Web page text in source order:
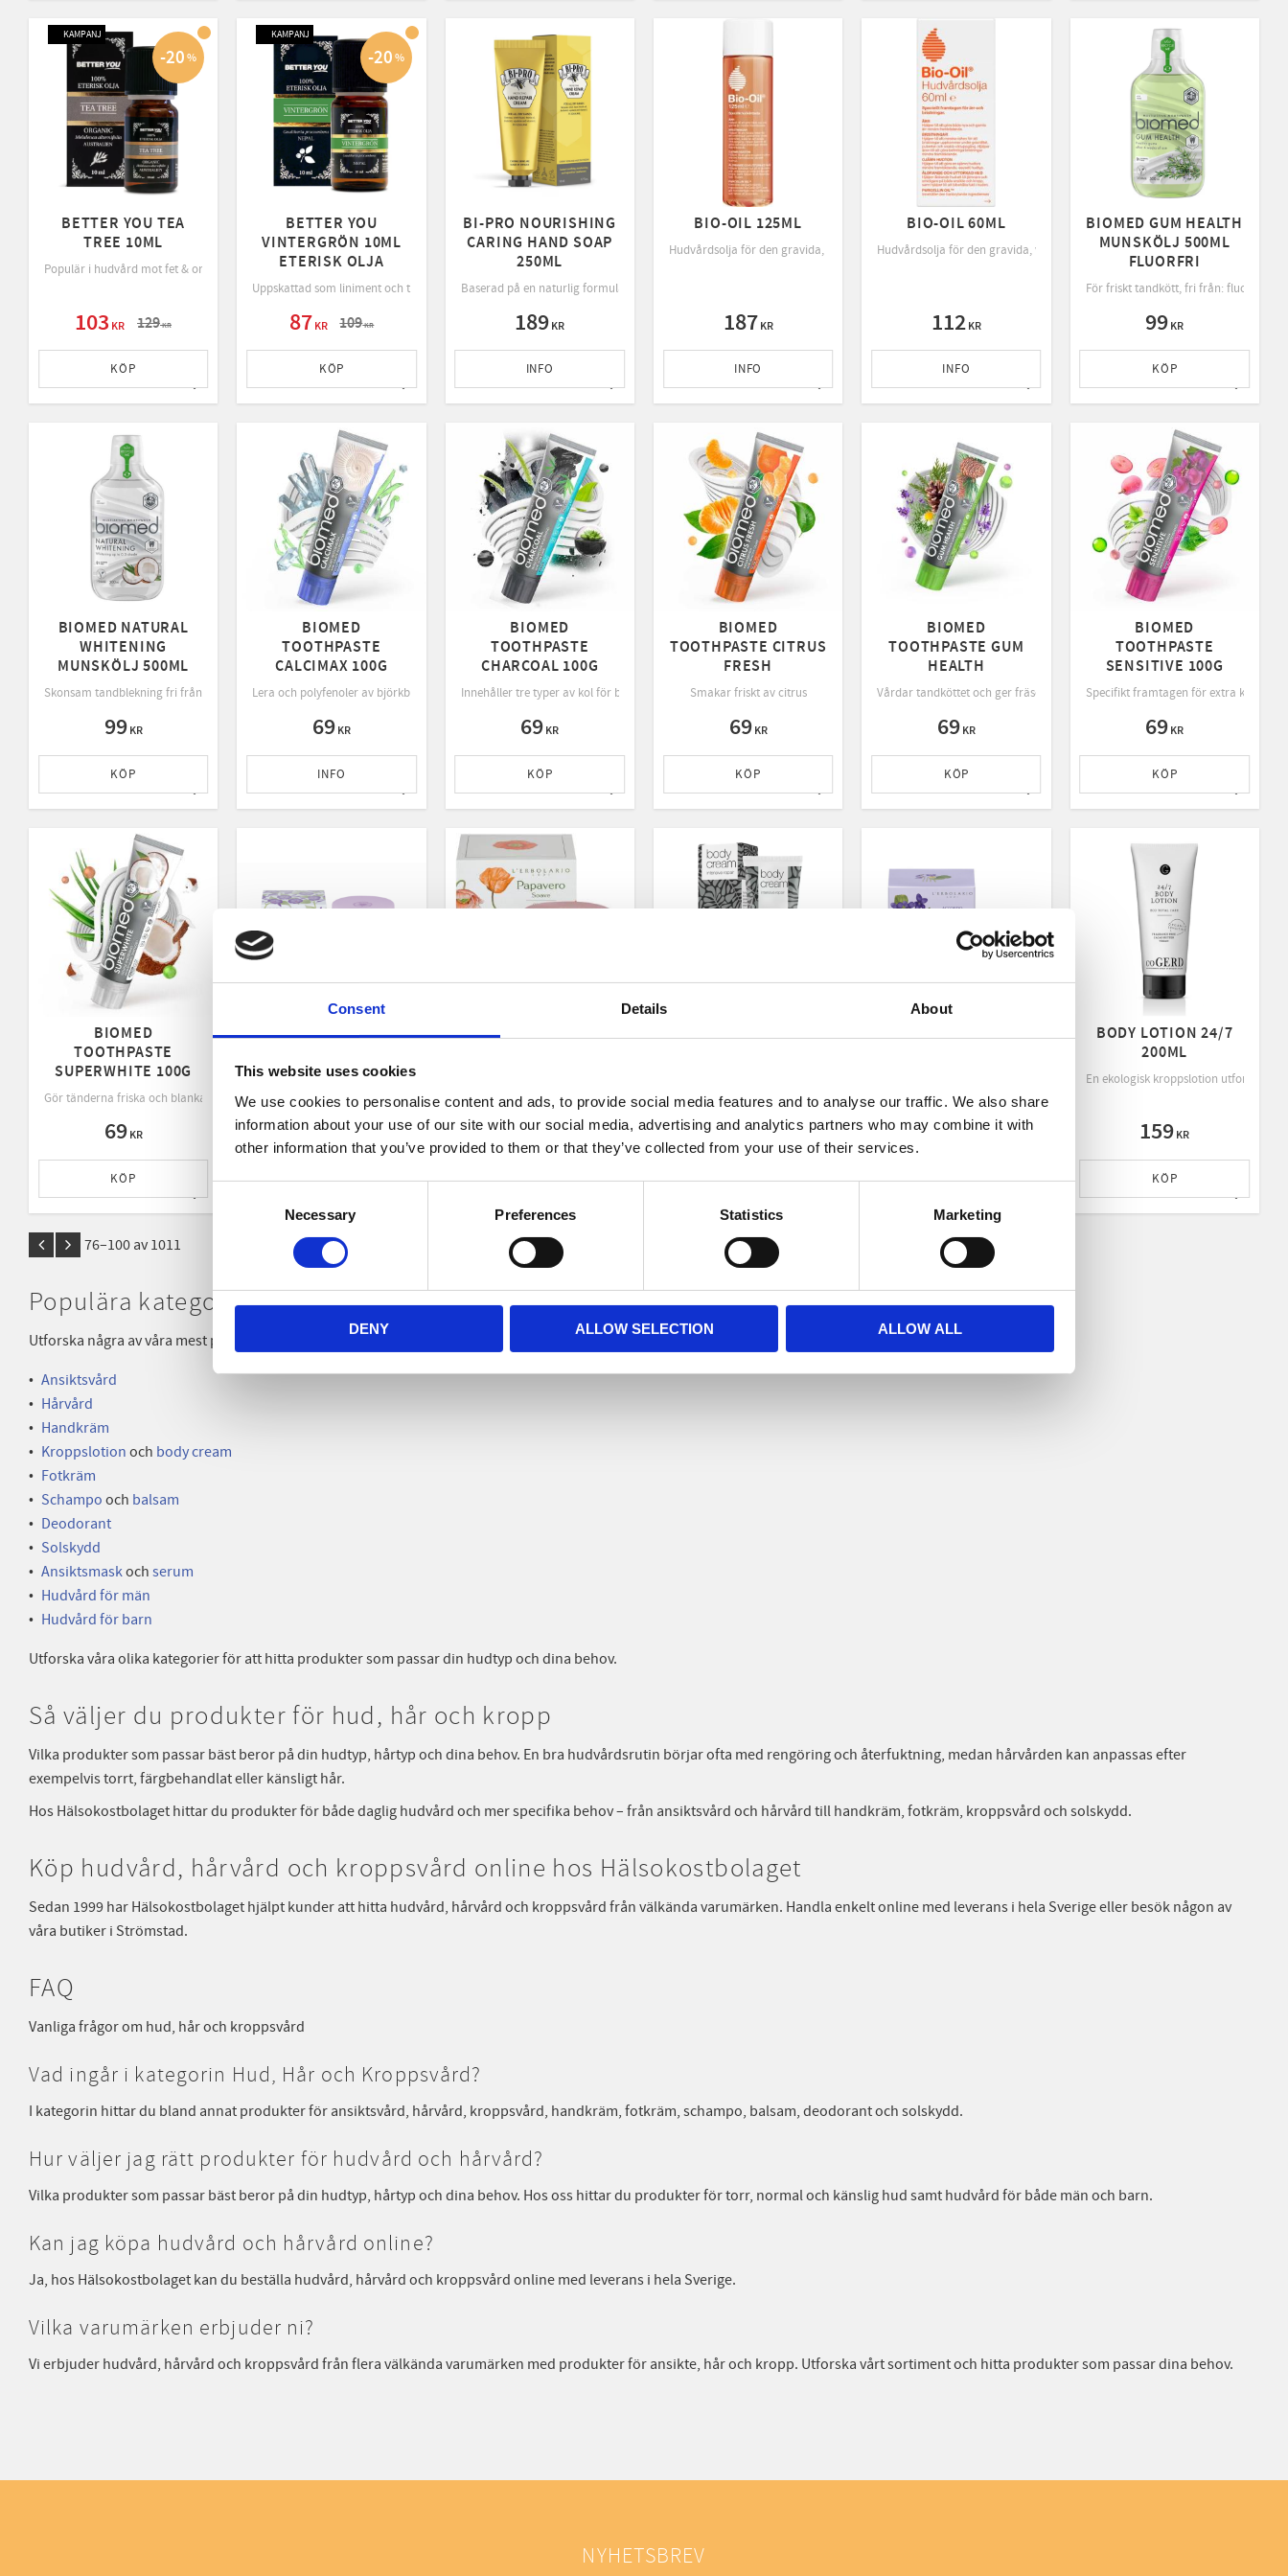
Consent Details About
This website uses cookies
We use cookies to personalise content and ads, to provide social media features and to analyse our traffic. We also share
information about your use of our site with our social media, advertising and analytics partners who may combine it with
other information that you’ve provided to them or that they’ve collected from your use of their services.
Selection
Necessary Preferences Statistics Marketing
DENY ALLOW SELECTION ALLOW ALL
BETTER YOU TEA
TREE 10ML
Populär i hudvård mot fet & oren hud
103 KR 129KR
20%
KAMPANJ
Lägg till i favoriter
KÖP
BETTER YOU
VINTERGRÖN 10ML
ETERISK OLJA
Uppskattad som liniment och till massage har en upplyftande & cirkulationsfrämjande effekt
87 KR 109KR
20%
KAMPANJ
Lägg till i favoriter
KÖP
BI-PRO NOURISHING
CARING HAND SOAP
250ML
Baserad på en naturlig formula med bivax, trollhassel, tistelolja, bisabolol, squalane & vitamin E
189KR
Lägg till i favoriter
INFO
BIO-OIL 125ML
Hudvårdsolja för den gravida, vid bristningar och ärr
187 KR
Lägg till i favoriter
INFO
BIO-OIL 60ML
Hudvårdsolja för den gravida, vid bristningar och ärr
112KR
Lägg till i favoriter
INFO
BIOMED GUM HEALTH
MUNSKÖLJ 500ML
FLUORFRI
För friskt tandkött, fri från: fluor,
99KR
Lägg
KÖP
BIOMED NATURAL
WHITENING
MUNSKÖLJ 500ML
Skonsam tandblekning fri från: fluor, alkohol, sackarin, klorhexidin, PEG
99KR
Lägg till i favoriter
KÖP
BIOMED
TOOTHPASTE
CALCIMAX 100G
Lera och polyfenoler av björkblad förebygger tandköttsproblem
69KR
Lägg till i favoriter
INFO
BIOMED
TOOTHPASTE
CHARCOAL 100G
Innehåller tre typer av kol för bästa resultat
69KR
Lägg till i favoriter
KÖP
BIOMED
TOOTHPASTE CITRUS
FRESH
Smakar friskt av citrus
69KR
Lägg till i favoriter
KÖP
BIOMED
TOOTHPASTE GUM
HEALTH
Vårdar tandköttet och ger fräsch andedräkt
69KR
Lägg till i favoriter
KÖP
BIOMED
TOOTHPASTE
SENSITIVE 100G
Specifikt framtagen för extra
69KR
Lägg
KÖP
BIOMED
TOOTHPASTE
SUPERWHITE 100G
Gör tänderna friska och blanka utan att skada emaljen
69KR
Lägg till i favoriter
KÖP
BODY CREAM BELLA
Kroppskräm som kombinerar intensiv återfuktning med en sofistikerad doft inspirerad av nattblommande jasmin
379KR
KÖP
BODY CREAM SWEET
329KR
KÖP
BODY CREAM TEA
Vårdar och förebygger torr och "oren" hud, 100 % naturlig Tea tree oil motverkar effektivt bakterier
149KR
KÖP
BODY CREAM
379KR
Lägg till i favoriter
KÖP
BODY LOTION 24/7
200ML
En ekologisk kroppslotion utformad
159KR
Lägg
KÖP
76–100 av 1011
Populära kategorier inom hud, hår och kroppsvård
Utforska några av våra mest populära kategorier:
Ansiktsvård
Hårvård
Handkräm
Kroppslotion och body cream
Fotkräm
Schampo och balsam
Deodorant
Solskydd
Ansiktsmaskoch serum
Hudvård för män
Hudvård för barn
Utforska våra olika kategorier för att hitta produkter som passar din hudtyp och dina behov.
Så väljer du produkter för hud, hår och kropp
Vilka produkter som passar bäst beror på din hudtyp, hårtyp och dina behov. En bra hudvårdsrutin börjar ofta med rengöring och återfuktning, medan hårvården kan anpassas efter
exempelvis torrt, färgbehandlat eller känsligt hår.
Hos Hälsokostbolaget hittar du produkter för både daglig hudvård och mer specifika behov – från ansiktsvård och hårvård till handkräm, fotkräm, kroppsvård och solskydd.
Köp hudvård, hårvård och kroppsvård online hos Hälsokostbolaget
Sedan 1999 har Hälsokostbolaget hjälpt kunder att hitta hudvård, hårvård och kroppsvård från välkända varumärken. Handla enkelt online med leverans i hela Sverige eller besök någon av
våra butiker i Strömstad.
FAQ
Vanliga frågor om hud, hår och kroppsvård
Vad ingår i kategorin Hud, Hår och Kroppsvård?
I kategorin hittar du bland annat produkter för ansiktsvård, hårvård, kroppsvård, handkräm, fotkräm, schampo, balsam, deodorant och solskydd.
Hur väljer jag rätt produkter för hudvård och hårvård?
Vilka produkter som passar bäst beror på din hudtyp, hårtyp och dina behov. Hos oss hittar du produkter för torr, normal och känslig hud samt hudvård för både män och barn.
Kan jag köpa hudvård och hårvård online?
Ja, hos Hälsokostbolaget kan du beställa hudvård, hårvård och kroppsvård online med leverans i hela Sverige.
Vilka varumärken erbjuder ni?
Vi erbjuder hudvård, hårvård och kroppsvård från flera välkända varumärken med produkter för ansikte, hår och kropp. Utforska vårt sortiment och hitta produkter som passar dina behov.
NYHETSBREV